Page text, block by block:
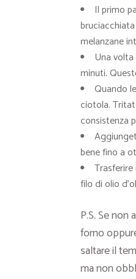
Il primo
melanzane
Una
minuti.
Quando
ciotola.
consistenza
bene fino a
filo di olio
P.S. Se
forno
saltare il
ma non